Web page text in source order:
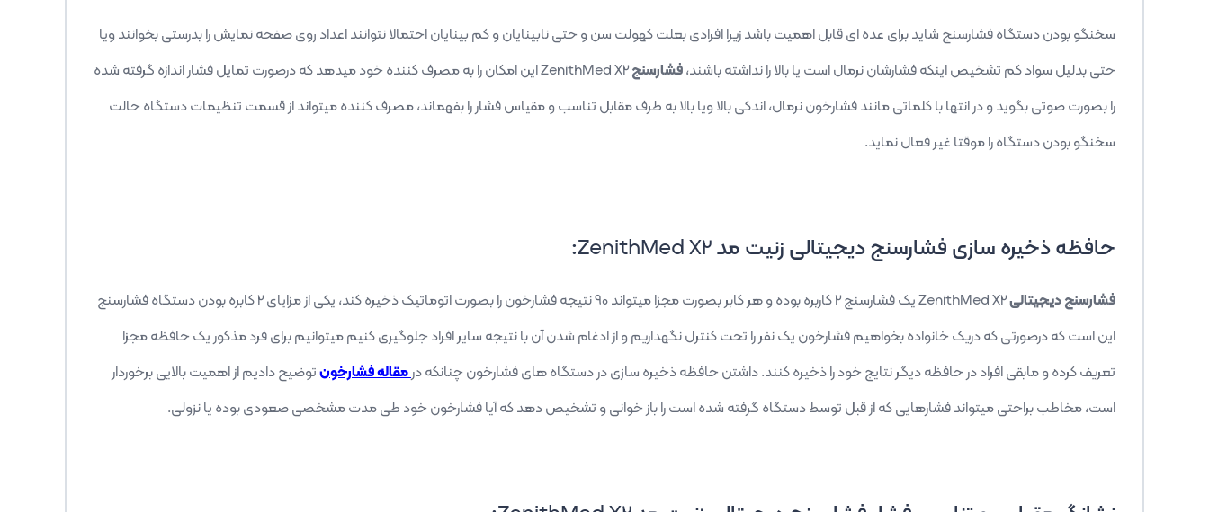
سخنگو بودن دستگاه فشارسنج شاید برای عده ای قابل اهمیت باشد زیرا افرادی بعلت کهولت سن و حتی نابینایان و کم بینایان احتمالا نتوانند اعداد روی صفحه نمایش را بدرستی بخوانند ویا
حتی بدلیل سواد کم تشخیص اینکه فشارشان نرمال است یا بالا را نداشته باشند،فشارسنجZenithMed X2این امکان را به مصرف کننده خود میدهد که درصورت تمایل فشار اندازه گرفته شده
را بصورت صوتی بگوید و در انتها با کلماتی مانند فشارخون نرمال، اندکی بالا ویا بالا به طرف مقابل تناسب و مقیاس فشار را بفهماند، مصرف کننده میتواند از قسمت تنظیمات دستگاه حالت
سخنگو بودن دستگاه را موقتا غیر فعال نماید.
حافظه ذخیره سازی فشارسنج دیجیتالی زنیت مدZenithMed X2
:
فشارسنج دیجیتالیZenithMed X2یک فشارسنج 2 کاربره بوده و هر کابر بصورت مجزا میتواند 90
نتیجه فشارخون را بصورت اتوماتیک ذخیره کند، یکی از مزایای 2 کابره بودن دستگاه فشارسنج
این است که درصورتی که دریک خانواده بخواهیم فشارخون یک نفر را تحت کنترل نگهداریم و از ادغام شدن آن با نتیجه سایر افراد جلوگیری کنیم میتوانیم برای فرد مذکور یک حافظه مجزا
تعریف کرده و مابقی افراد در حافظه دیگر نتایج خود را ذخیره کنند. داشتن حافظه ذخیره سازی در دستگاه های فشارخون چنانکه درمقاله فشارخونتوضیح دادیم از اهمیت بالایی برخوردار
است، مخاطب براحتی میتواند فشارهایی که از قبل توسط دستگاه گرفته شده است را باز خوانی و تشخیص دهد که آیا فشارخون خود طی مدت مشخصی صعودی بوده یا نزولی.